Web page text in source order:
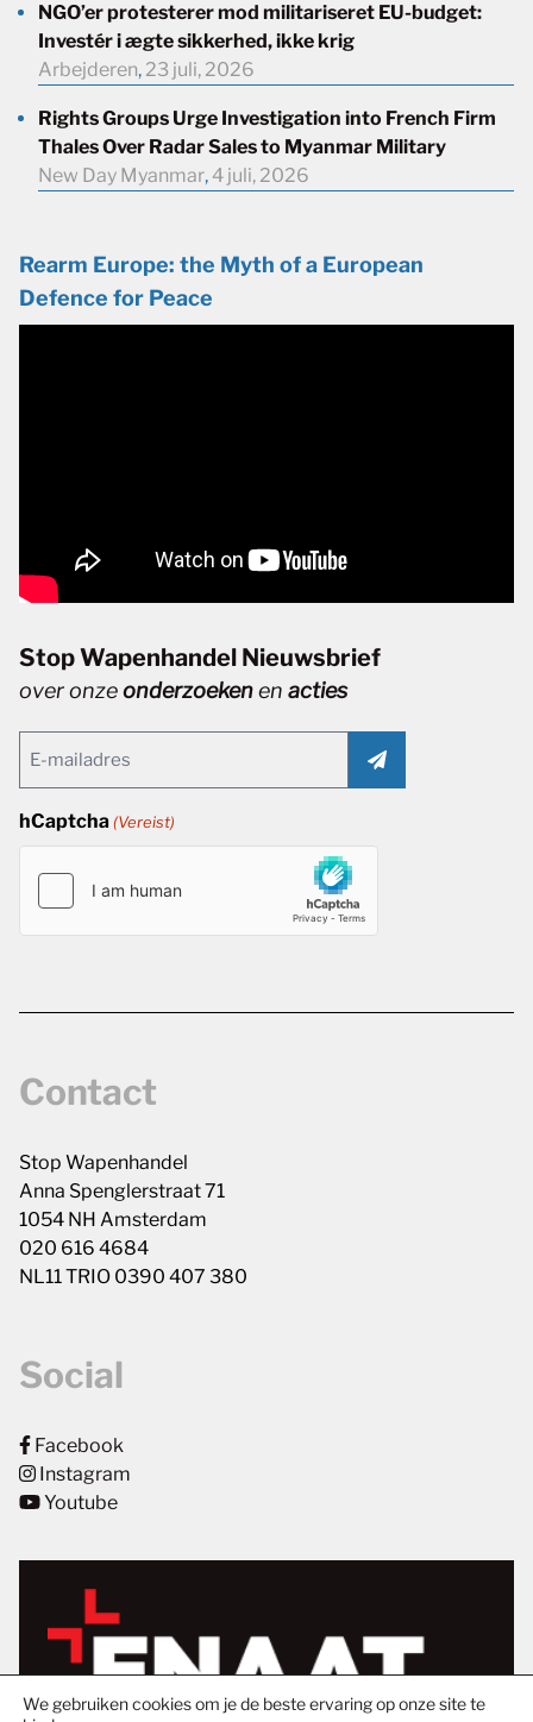
NGO’er protesterer mod militariseret EU-budget:
Investér i ægte sikkerhed, ikke krig
Arbejderen, 23 juli, 2026
Rights Groups Urge Investigation into French Firm
Thales Over Radar Sales to Myanmar Military
New Day Myanmar, 4 juli, 2026
Rearm Europe: the Myth of a European
Defence for Peace
Stop Wapenhandel Nieuwsbrief
over onzeonderzoekenen acties
(Vereist)
hCaptcha (Vereist)
Contact
Stop Wapenhandel
Anna Spenglerstraat 71
1054 NH Amsterdam
020 616 4684
NL11 TRIO 0390 407 380
Social
Facebook
Instagram
Youtube
We gebruiken cookies om je de beste ervaring op onze site te